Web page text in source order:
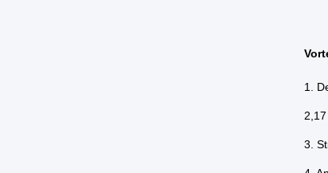
1.
3.